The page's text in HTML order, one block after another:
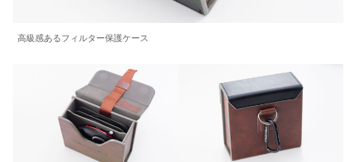
高級感あるフィルター保護ケース